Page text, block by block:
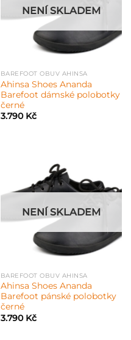
NENÍ SKLADEM
BAREFOOT OBUV AHINSA
Ahinsa Shoes Ananda
Barefoot dámské polobotky
černé
3.790 Kč
NENÍ SKLADEM
BAREFOOT OBUV AHINSA
Ahinsa Shoes Ananda
Barefoot pánské polobotky
černé
3.790 Kč